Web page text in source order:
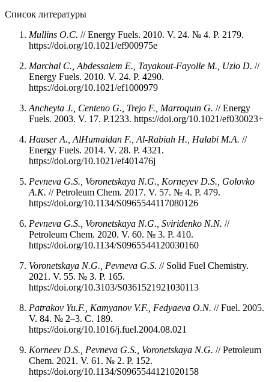
Список литературы
Mullins O.C. // Energy Fuels. 2010. V. 24. № 4. P. 2179.
https://doi.org/10.1021/ef900975e
Marchal C., Abdessalem E., Tayakout-Fayolle M., Uzio D. //
Energy Fuels. 2010. V. 24. P. 4290.
https://doi.org/10.1021/ef1000979
Ancheyta J., Centeno G., Trejo F., Marroquın G. // Energy
Fuels. 2003. V. 17. P.1233. https://doi.org/10.1021/ef030023+
Hauser A., AlHumaidan F., Al-Rabiah H., Halabi M.A. //
Energy Fuels. 2014. V. 28. P. 4321.
https://doi.org/10.1021/ef401476j
Pevneva G.S., Voronetskaya N.G., Korneyev D.S., Golovko
A.K. // Petroleum Chem. 2017. V. 57. № 4. P. 479.
https://doi.org/10.1134/S0965544117080126
Pevneva G.S., Voronetskaya N.G., Sviridenko N.N. //
Petroleum Chem. 2020. V. 60. № 3. P. 410.
https://doi.org/10.1134/S0965544120030160
Voronetskaya N.G., Pevneva G.S. // Solid Fuel Chemistry.
2021. V. 55. № 3. P. 165.
https://doi.org/10.3103/S0361521921030113
Patrakov Yu.F., Kamyanov V.F., Fedyaeva O.N. // Fuel. 2005.
V. 84. № 2–3. C. 189.
https://doi.org/10.1016/j.fuel.2004.08.021
Korneev D.S., Pevneva G.S., Voronetskaya N.G. // Petroleum
Chem. 2021. V. 61. № 2. P. 152.
https://doi.org/10.1134/S0965544121020158